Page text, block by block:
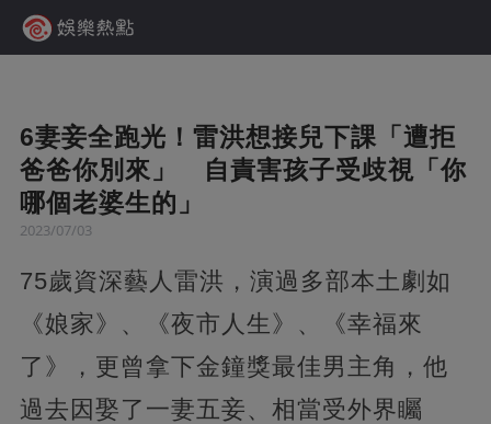
6妻妾全跑光！雷洪想接兒下課「遭拒
爸爸你別來」 自責害孩子受歧視「你
哪個老婆生的」
2023/07/03
75歲資深藝人雷洪，演過多部本土劇如
《娘家》、《夜市人生》、《幸福來
了》，更曾拿下金鐘獎最佳男主角，他
過去因娶了一妻五妾、相當受外界矚